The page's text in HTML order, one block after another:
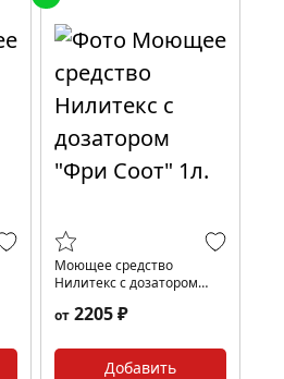
Моющее средство
Нилитекс с дозатором
от 2205 ₽
Добавить